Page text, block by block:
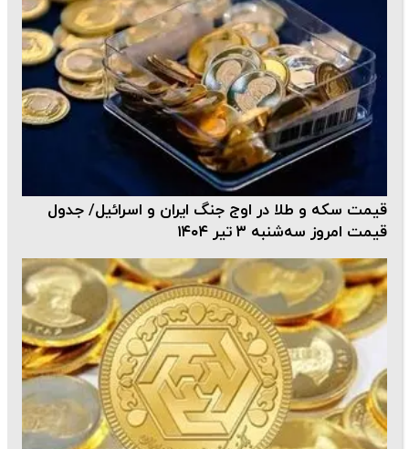
قیمت سکه و طلا در اوج جنگ ایران و اسرائیل/ جدول
قیمت امروز سه‌شنبه ۳ تیر ۱۴۰۴